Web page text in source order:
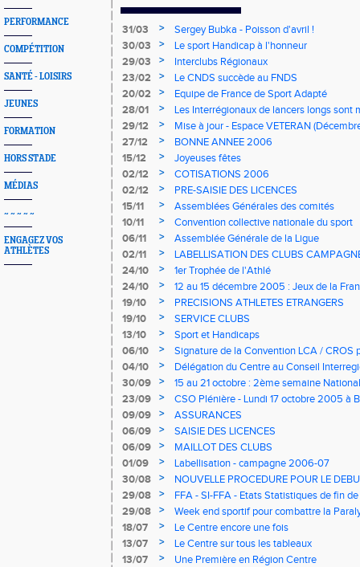
PERFORMANCE
COMPÉTITION
SANTÉ - LOISIRS
JEUNES
FORMATION
HORS STADE
MÉDIAS
~ ~ ~ ~ ~
ENGAGEZ VOS
ATHLÈTES
31/03 >
Sergey Bubka - Poisson d'avril !
30/03
>
Le sport Handicap à l'honneur
29/03
>
Interclubs Régionaux
23/02
>
Le CNDS succède au FNDS
20/02
>
Equipe de France de Sport Adapté
28/01
>
Les Interrégionaux de lancers longs sont
29/12
>
Mise à jour - Espace VETERAN
27/12
>
BONNE ANNEE 2006
15/12
>
Joyeuses fêtes
02/12
>
COTISATIONS 2006
02/12
>
PRE-SAISIE DES LICENCES
15/11
>
Assemblées Générales des comités
10/11
>
Convention collective nationale du sport
06/11
>
Assemblée Générale de la Ligue
02/11
>
LABELLISATION DES CLUBS
24/10
>
1er Trophée de l'Athlé
24/10
>
12 au 15 décembre 2005 : Jeux de la
19/10
>
PRECISIONS ATHLETES ETRANGERS
19/10
>
SERVICE CLUBS
13/10
>
Sport et Handicaps
06/10
>
Signature de la Convention LCA / CROS
BRUGERRE
04/10 >
Délégation du Centre au Conseil
30/09
>
15 au 21 octobre : 2ème semaine
23/09
>
CSO Plénière - Lundi 17 octobre 2005 à
09/09
>
ASSURANCES
06/09
>
SAISIE DES LICENCES
06/09
>
MAILLOT DES CLUBS
01/09
>
Labellisation - campagne 2006-07
30/08
>
NOUVELLE PROCEDURE POUR LE
29/08
>
FFA - SI-FFA - Etats Statistiques de fin
29/08
>
Week end sportif pour combattre la
18/07
>
Le Centre encore une fois
13/07
>
Le Centre sur tous les tableaux
13/07
>
Une Première en Région Centre